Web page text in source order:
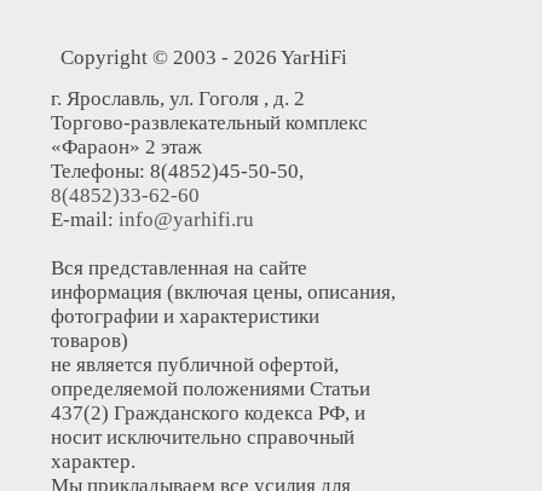
Copyright © 2003 - 2026 YarHiFi
г. Ярославль, ул. Гоголя , д. 2
Торгово-развлекательный комплекс
«Фараон» 2 этаж
Телефоны: 8(4852)45-50-50,
8(4852)33-62-60
E-mail: info@yarhifi.ru
Вся представленная на сайте
информация (включая цены, описания,
фотографии и характеристики
товаров)
не является публичной офертой,
определяемой положениями Статьи
437(2) Гражданского кодекса РФ, и
носит исключительно справочный
характер.
Мы прикладываем все усилия для